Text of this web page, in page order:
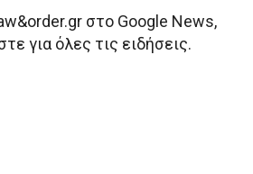
στο Google News,
για όλες τις ειδήσεις.